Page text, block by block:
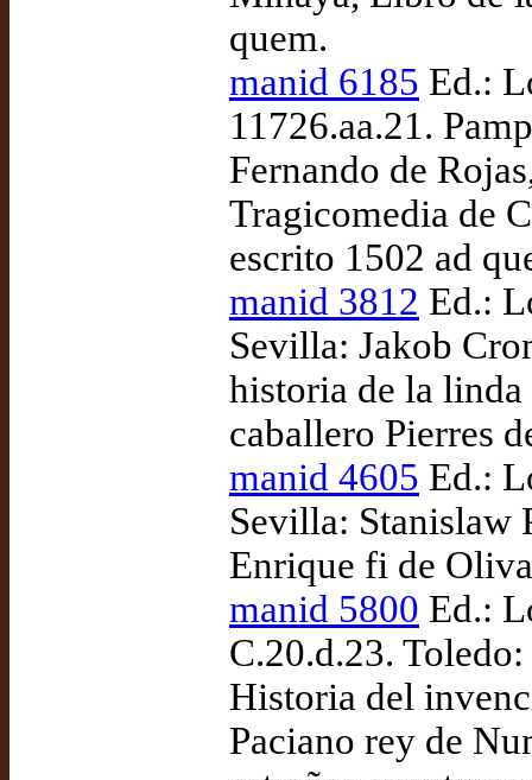
quem.
manid 6185 Ed.:
11726.aa.21.
Fernando de
Tragicomedia de
escrito 1502 ad
manid 3812 Ed.:
Sevilla: Jakob
historia de la
caballero Pierres
manid 4605 Ed.:
Sevilla: Stanislaw
Enrique fi de
manid 5800 Ed.:
C.20.d.23.
Historia del
Paciano rey de